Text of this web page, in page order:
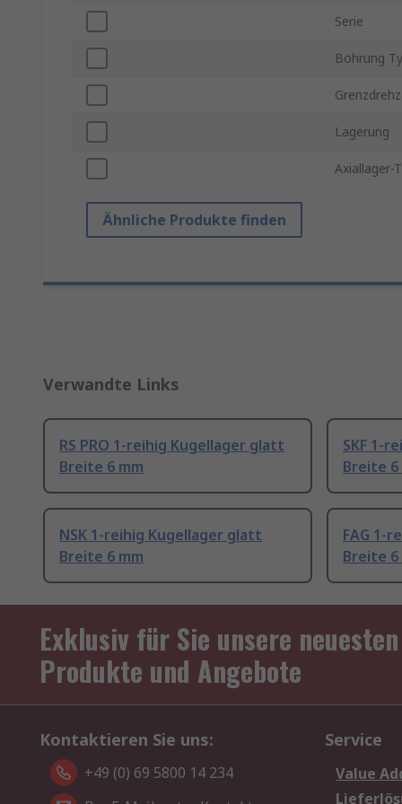
Serie
Bohrung
Lagerung
Axiallager-
Ähnliche Produkte finden
Verwandte Links
RS PRO 1-reihig Kugellager glatt
Breite 6 mm
SKF 1-
Breite 6
NSK 1-reihig Kugellager glatt
Breite 6 mm
FAG 1-
Breite 6
Exklusiv für Sie unsere neuesten
Produkte und Angebote
Kontaktieren Sie uns:
+49 (0) 69 5800 14 234
Service
Value